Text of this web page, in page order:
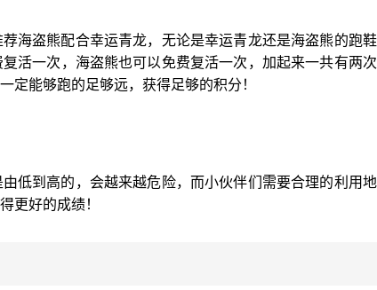
海盗熊配合幸运青龙，无论是幸运青龙还是海盗熊的跑
活一次，海盗熊也可以免费复活一次，加起来一共有两
定能够跑的足够远，获得足够的积分！
低到高的，会越来越危险，而小伙伴们需要合理的利用
更好的成绩！